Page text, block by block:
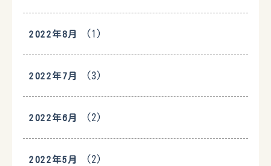
2022年8月 (1)
2022年7月 (3)
2022年6月 (2)
2022年5月 (2)